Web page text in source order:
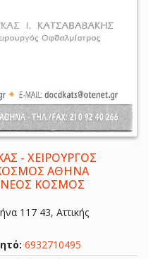
- ΧΕΙΡΟΥΡΓΟΣ
ΑΘΗΝΑ
ΚΟΣΜΟΣ
117 43, Αττικής
6932710495